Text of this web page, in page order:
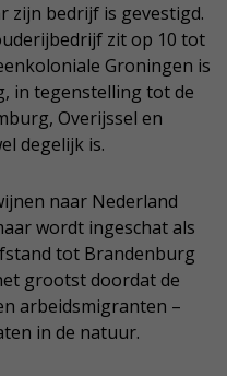
zijn bedrijf is gevestigd.
zit op 10 tot
Groningen is
in tegenstelling tot de
Overijssel en
degelijk is.
naar Nederland
wordt ingeschat als
tot Brandenburg
grootst doordat de
arbeidsmigranten –
in de natuur.